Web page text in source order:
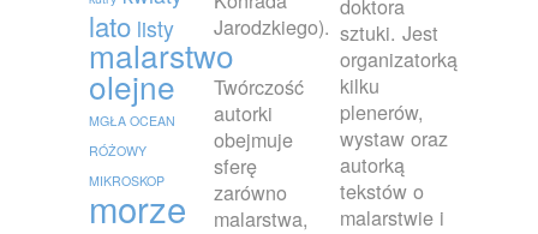
lato listy
malarstwo
olejne
MGŁA OCEAN
RÓŻOWY
MIKROSKOP
morze
Jarodzkiego).
Twórczość
autorki
obejmuje
sferę
zarówno
malarstwa,
doktora
sztuki. Jest
organizatorką
kilku
plenerów,
wystaw oraz
autorką
tekstów o
malarstwie i